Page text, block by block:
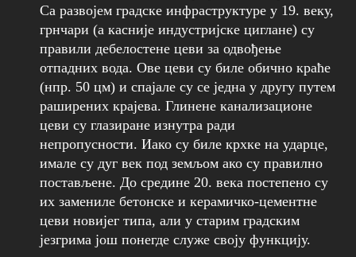
Са развојем градске инфраструктуре у 19. веку,
грнчари (а касније индустријске циглане) су
правили дебелостене цеви за одвођење
отпадних вода. Ове цеви су биле обично краће
(нпр. 50 цм) и спајале су се једна у другу путем
раширених крајева. Глинене канализационе
цеви су глазиране изнутра ради
непропусности. Иако су биле крхке на ударце,
имале су дуг век под земљом ако су правилно
постављене. До средине 20. века постепено су
их замениле бетонске и керамичко-цементне
цеви новијег типа, али у старим градским
језгрима још понегде служе своју функцију.